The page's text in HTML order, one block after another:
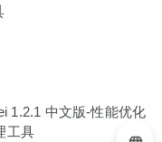
1.2.1 中文版-性能优化
工具